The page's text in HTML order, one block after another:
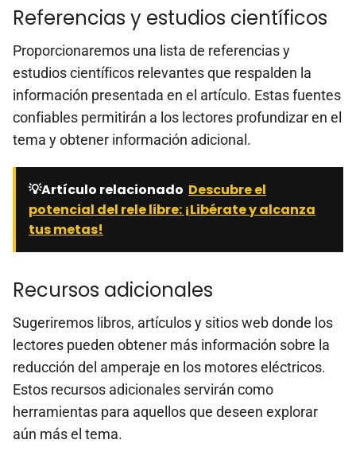
Referencias y estudios científicos
Proporcionaremos una lista de referencias y
estudios científicos relevantes que respalden la
información presentada en el artículo. Estas fuentes
confiables permitirán a los lectores profundizar en el
tema y obtener información adicional.
💡Artículo relacionado Descubre el
potencial del rele libre: ¡Libérate y alcanza
tus metas!
Recursos adicionales
Sugeriremos libros, artículos y sitios web donde los
lectores pueden obtener más información sobre la
reducción del amperaje en los motores eléctricos.
Estos recursos adicionales servirán como
herramientas para aquellos que deseen explorar
aún más el tema.